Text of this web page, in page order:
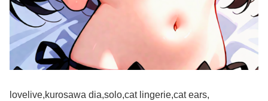
lovelive,kurosawa dia,solo,cat lingerie,cat ears,